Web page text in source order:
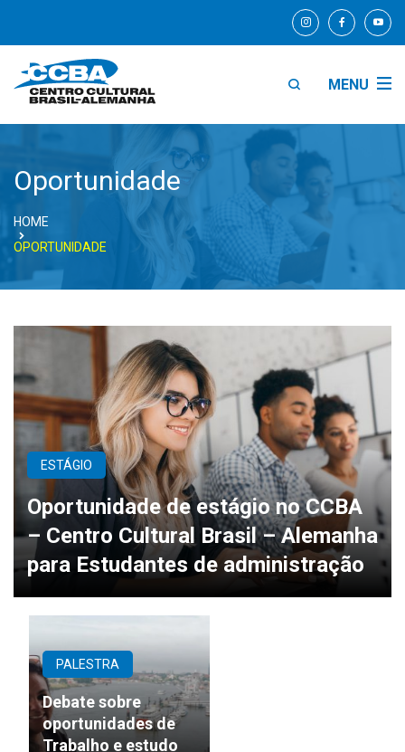
MENU
Oportunidade
HOME
OPORTUNIDADE
ESTÁGIO
Oportunidade de estágio no CCBA
– Centro Cultural Brasil – Alemanha
para Estudantes de administração
PALESTRA
Debate sobre
oportunidades de
Trabalho e estudo